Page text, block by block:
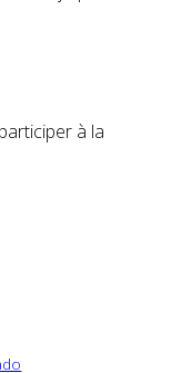
à la